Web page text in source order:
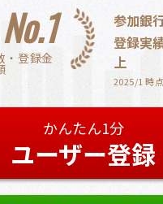
No.1
・登録金
参加銀
登録実
上
2025/1 時点
かんたん1分
ユーザー登録